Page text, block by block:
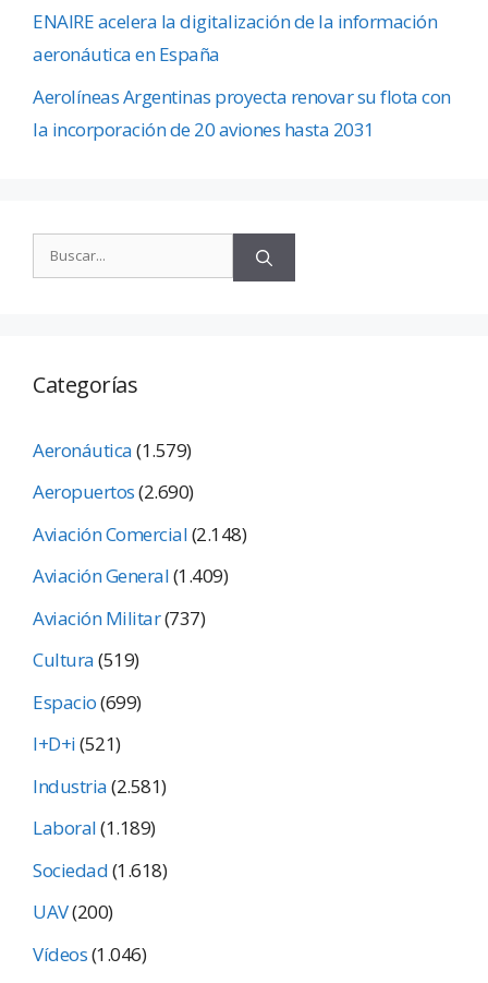
ENAIRE acelera la digitalización de la información
aeronáutica en España
Aerolíneas Argentinas proyecta renovar su flota con
la incorporación de 20 aviones hasta 2031
Categorías
Aeronáutica(1.579)
Aeropuertos(2.690)
Aviación Comercial(2.148)
Aviación General(1.409)
Aviación Militar(737)
Cultura(519)
Espacio(699)
I+D+i(521)
Industria(2.581)
Laboral(1.189)
Sociedad(1.618)
UAV(200)
Vídeos(1.046)